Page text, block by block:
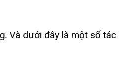
Và dưới đây là một số tác